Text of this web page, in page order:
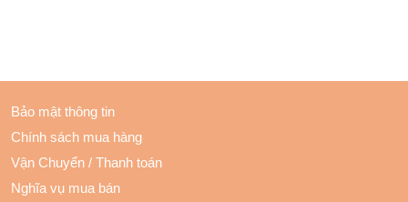
Bảo mật thông tin
Chính sách mua hàng
Vận Chuyển /Thanh toán
Nghĩa vụ mua bán